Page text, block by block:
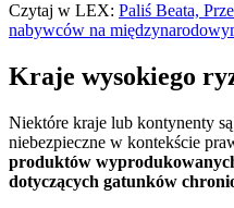
Czytaj w LEX: Paliś Beata,
nabywców na
Kraje wysokiego
Niektóre kraje lub kontynenty
niebezpieczne w kontekście
produktów
dotyczących gatunków